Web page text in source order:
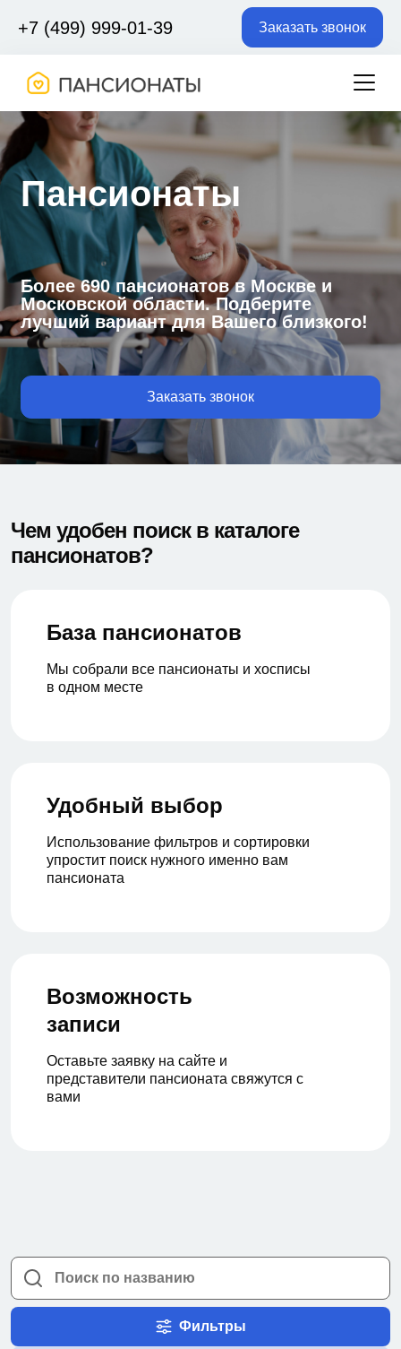
+7 (499) 999-01-39 Заказать звонок
Пансионаты
Более 690 пансионатов в Москве и
Московской области. Подберите
лучший вариант для Вашего близкого!
Заказать звонок
Чем удобен поиск в каталоге
пансионатов?
База пансионатов
Мы собрали все пансионаты и хосписы
в одном месте
Удобный выбор
Использование фильтров и сортировки
упростит поиск нужного именно вам
пансионата
Возможность
записи
Оставьте заявку на сайте и
представители пансионата свяжутся с
вами
Фильтры